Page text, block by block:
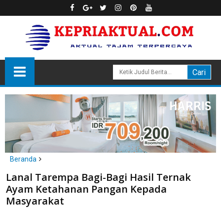
Beranda
Anambas
Lanal Tarempa Bagi-Bagi Hasil Ternak Ayam Ketahanan Pangan
Kepada Masyarakat
Lanal Tarempa Bagi-Bagi Hasil Ternak
Ayam Ketahanan Pangan Kepada
Masyarakat